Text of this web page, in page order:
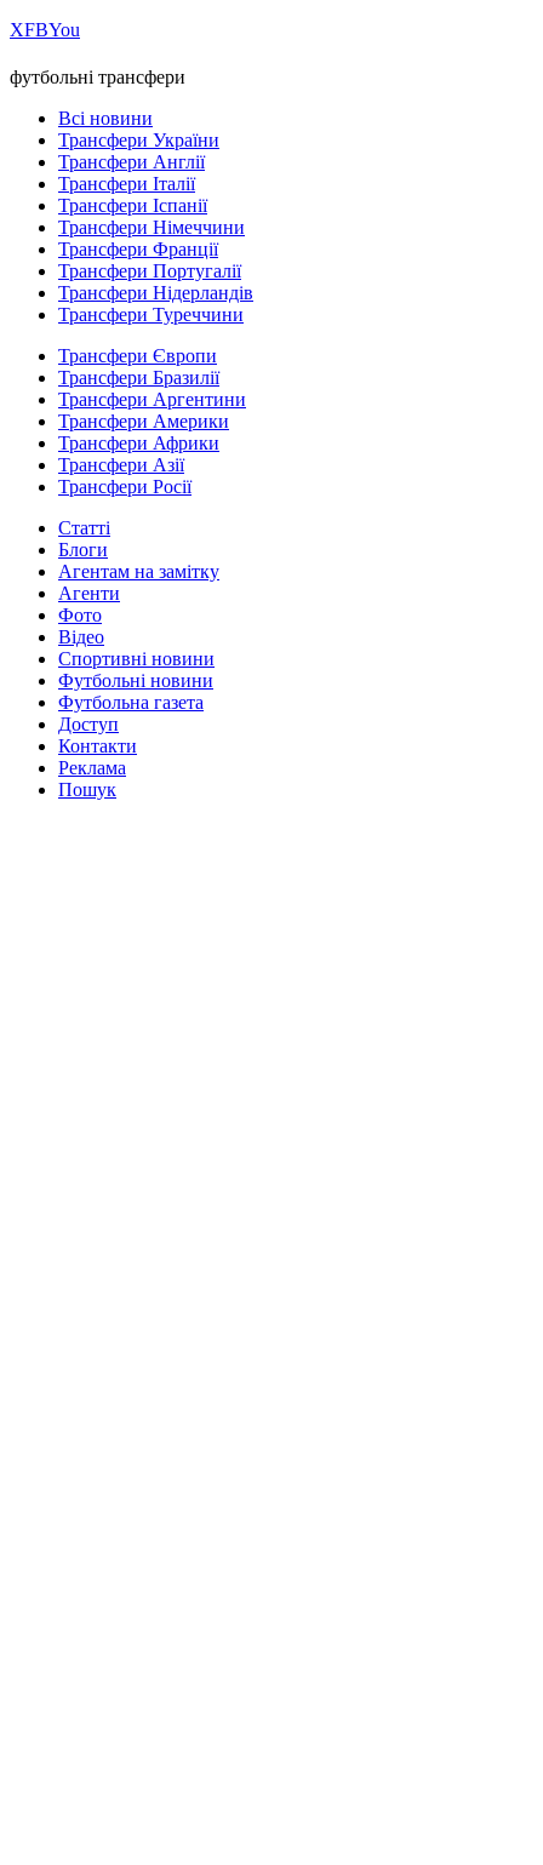
ХFBYou
футбольні трансфери
Всі новини
Трансфери України
Трансфери Англії
Трансфери Італії
Трансфери Іспанії
Трансфери Німеччини
Трансфери Франції
Трансфери Португалії
Трансфери Нідерландів
Трансфери Туреччини
Трансфери Європи
Трансфери Бразилії
Трансфери Аргентини
Трансфери Америки
Трансфери Африки
Трансфери Азії
Трансфери Росії
Статті
Блоги
Агентам на замітку
Агенти
Фото
Відео
Спортивні новини
Футбольні новини
Футбольна газета
Доступ
Контакти
Реклама
Пошук